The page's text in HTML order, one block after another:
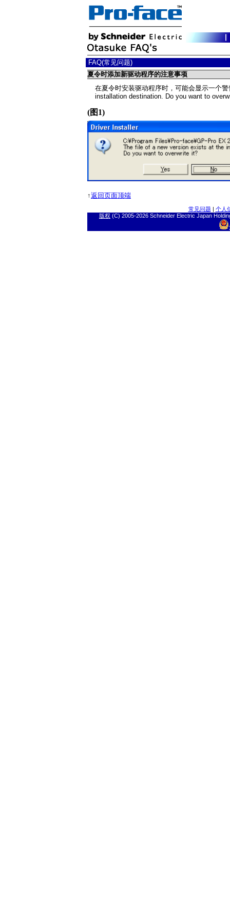
FAQ(常见问题)
夏令时添加新驱动程序的注意事项
在夏令时安装驱动程序时，可能会显示一个
installation destination. Do you want to
(图1)
↑返回页面顶端
常见问题 | 个人
版权 (C) 2005-2026 Schneider Electric Japan